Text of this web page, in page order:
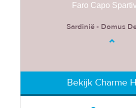
Faro Capo
Sardinië - Domus
Bekijk Charme